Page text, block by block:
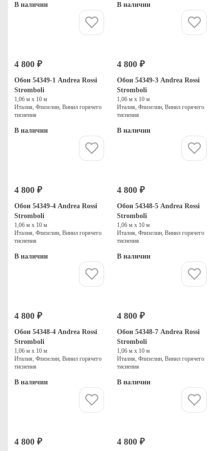
В наличии В наличии
4 800 ₽
Обои 54349-1 Andrea Rossi
Stromboli
1,06 м х 10 м
Италия, Флизелин, Винил горячего
тиснения
В наличии
4 800 ₽
Обои 54349-3 Andrea Rossi
Stromboli
1,06 м х 10 м
Италия, Флизелин, Винил горячего
тиснения
В наличии
4 800 ₽
Обои 54349-4 Andrea Rossi
Stromboli
1,06 м х 10 м
Италия, Флизелин, Винил горячего
тиснения
В наличии
4 800 ₽
Обои 54348-5 Andrea Rossi
Stromboli
1,06 м х 10 м
Италия, Флизелин, Винил горячего
тиснения
В наличии
4 800 ₽
Обои 54348-4 Andrea Rossi
Stromboli
1,06 м х 10 м
Италия, Флизелин, Винил горячего
тиснения
В наличии
4 800 ₽
Обои 54348-7 Andrea Rossi
Stromboli
1,06 м х 10 м
Италия, Флизелин, Винил горячего
тиснения
В наличии
4 800 ₽ 4 800 ₽